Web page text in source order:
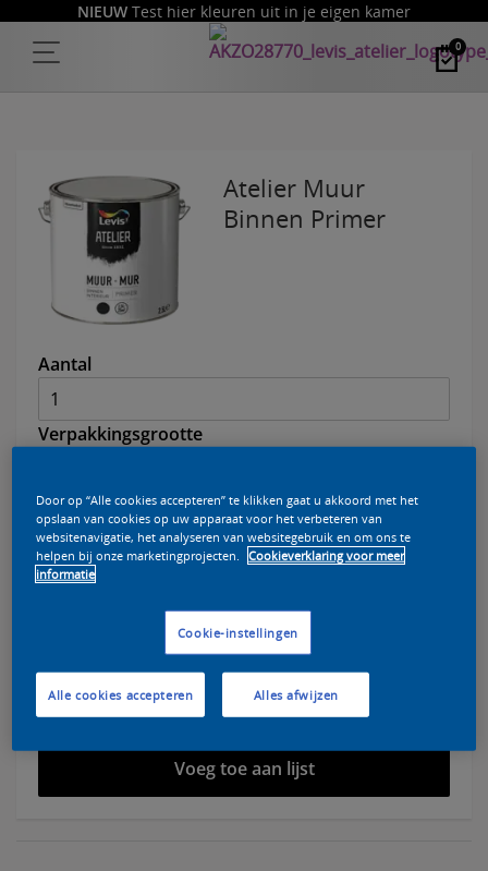
NIEUW Test hier kleuren uit in je eigen kamer
0
Atelier Muur
Binnen Primer
Aantal
Verpakkingsgrootte
Vind een verkooppunt
Voeg toe aan lijst
Door op “Alle cookies accepteren” te klikken gaat u akkoord met het
opslaan van cookies op uw apparaat voor het verbeteren van
websitenavigatie, het analyseren van websitegebruik en om ons te
helpen bij onze marketingprojecten. Cookieverklaring voor meer
informatie
Cookie-instellingen
Alles afwijzen
Alle cookies accepteren